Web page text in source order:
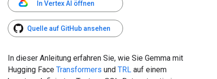
In Vertex AI öffnen
Quelle auf GitHub ansehen
In dieser Anleitung erfahren Sie, wie Sie Gemma mit
Hugging Face Transformers und TRL auf einem